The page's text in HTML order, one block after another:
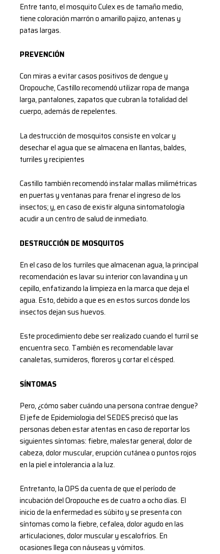
Entre tanto, el mosquito Culex es de tamaño medio,
tiene coloración marrón o amarillo pajizo, antenas y
patas largas.
PREVENCIÓN
Con miras a evitar casos positivos de dengue y
Oropouche, Castillo recomendó utilizar ropa de manga
larga, pantalones, zapatos que cubran la totalidad del
cuerpo, además de repelentes.
La destrucción de mosquitos consiste en volcar y
desechar el agua que se almacena en llantas, baldes,
turriles y recipientes
Castillo también recomendó instalar mallas milimétricas
en puertas y ventanas para frenar el ingreso de los
insectos; y, en caso de existir alguna sintomatología
acudir a un centro de salud de inmediato.
DESTRUCCIÓN DE MOSQUITOS
En el caso de los turriles que almacenan agua, la principal
recomendación es lavar su interior con lavandina y un
cepillo, enfatizando la limpieza en la marca que deja el
agua. Esto, debido a que es en estos surcos donde los
insectos dejan sus huevos.
Este procedimiento debe ser realizado cuando el turril se
encuentra seco. También es recomendable lavar
canaletas, sumideros, floreros y cortar el césped.
SÍNTOMAS
Pero, ¿cómo saber cuándo una persona contrae dengue?
El jefe de Epidemiologia del SEDES precisó que las
personas deben estar atentas en caso de reportar los
siguientes síntomas: fiebre, malestar general, dolor de
cabeza, dolor muscular, erupción cutánea o puntos rojos
en la piel e intolerancia a la luz.
Entretanto, la OPS da cuenta de que el período de
incubación del Oropouche es de cuatro a ocho días. El
inicio de la enfermedad es súbito y se presenta con
síntomas como la fiebre, cefalea, dolor agudo en las
articulaciones, dolor muscular y escalofríos. En
ocasiones llega con náuseas y vómitos.